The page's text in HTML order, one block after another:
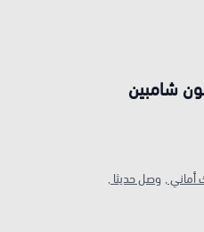
شامبين
أماني , وصل حديثا ,